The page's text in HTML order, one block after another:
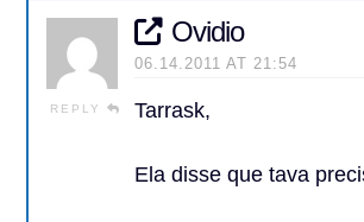
REPLY
Ovidio
06.14.2011 AT 21:54
Tarrask,
Ela disse que tava